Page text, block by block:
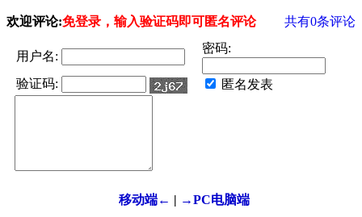
欢迎评论:免登录，输入验证码即可匿名评论 共有0条评论
用户名:
密码:
验证码: 匿名发表
移动端← | →PC电脑端